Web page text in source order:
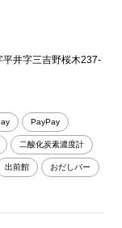
井字三吉野桜木237-
PayPay
二酸化炭素濃度計
出前館 おだしバー